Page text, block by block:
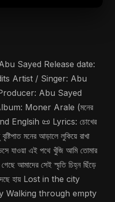
Sayed Release date:
Artist / Singer: Abu
Abu Sayed
Moner Arale (মনের
Englsih 📜 Lyrics: চোখের
মনের আড়ালে লুকিয়ে রাখা
যাওয়া এই পথে খুঁজি আমি তোমার
আমাদের সেই স্মৃতি চিহ্ন ছিঁড়ে
হায় Lost in the city
Walking through empty